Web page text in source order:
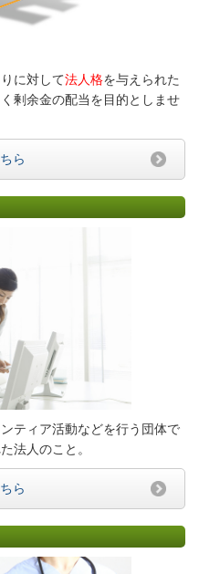
に対して法人格を与えられた
剰余金の配当を目的としませ
ら
ティア活動などを行う団体で
法人のこと。
ら